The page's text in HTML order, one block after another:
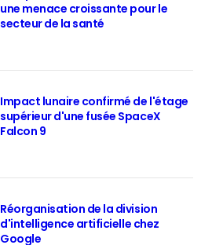
une menace croissante pour le
secteur de la santé
Impact lunaire confirmé de l'étage
supérieur d'une fusée SpaceX
Falcon 9
Réorganisation de la division
d'intelligence artificielle chez
Google